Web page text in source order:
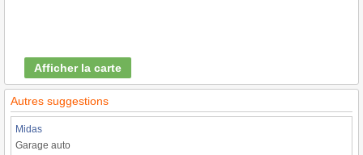
Afficher la carte
Autres suggestions
Midas
Garage auto